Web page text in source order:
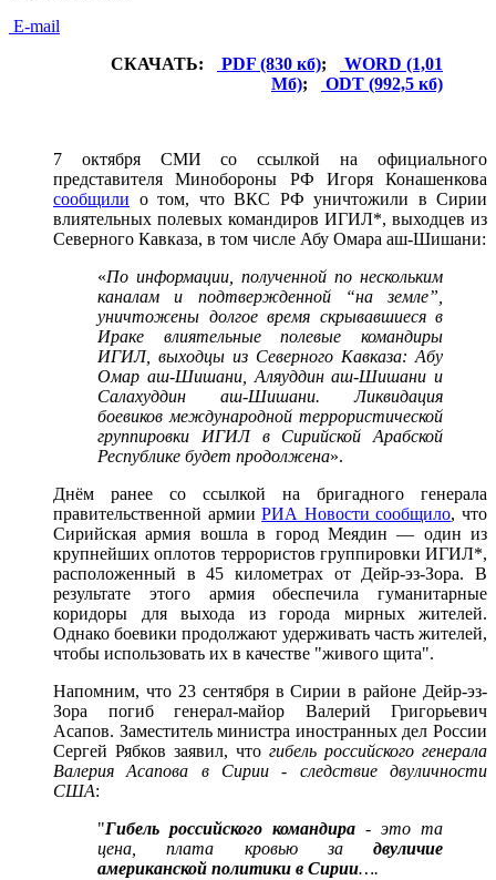
E-mail
СКАЧАТЬ:
PDF (830 кб);
WORD (1,01
Мб); ODT (992,5 кб)
7 октября СМИ со ссылкой на официального
представителя Минобороны РФ Игоря Конашенкова
сообщили о том, что ВКС РФ уничтожили в Сирии
влиятельных полевых командиров ИГИЛ*, выходцев из
Северного Кавказа, в том числе Абу Омара аш-Шишани:
«По информации, полученной по нескольким
каналам и подтвержденной “на земле”,
уничтожены долгое время скрывавшиеся в
Ираке влиятельные полевые командиры
ИГИЛ, выходцы из Северного Кавказа: Абу
Омар аш-Шишани, Аляуддин аш-Шишани и
Салахуддин аш-Шишани. Ликвидация
боевиков международной террористической
группировки ИГИЛ в Сирийской Арабской
Республике будет продолжена».
Днём ранее со ссылкой на бригадного генерала
правительственной армииРИА Новости сообщило, что
Сирийская армия вошла в город Меядин — один из
крупнейших оплотов террористов группировки ИГИЛ*,
расположенный в 45 километрах от Дейр-эз-Зора. В
результате этого армия обеспечила гуманитарные
коридоры для выхода из города мирных жителей.
Однако боевики продолжают удерживать часть жителей,
чтобы использовать их в качестве "живого щита".
Напомним, что 23 сентября в Сирии в районе Дейр-эз-
Зора погиб генерал-майор Валерий Григорьевич
Асапов. Заместитель министра иностранных дел России
Сергей Рябков заявил, что гибель российского генерала
Валерия Асапова в Сирии - следствие двуличности
США:
"Гибель российского командира - это та
цена, плата кровью за двуличие
американской политики в Сирии….